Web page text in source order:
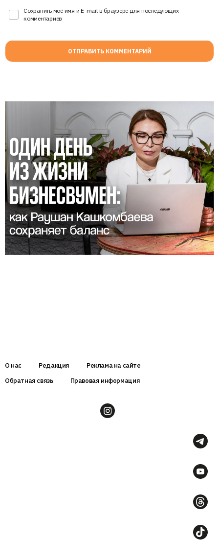
Сохранить моё имя и E-mail в браузере для последующих
комментариев
О нас Редакция
Реклама на сайте
Обратная связь
Правовая информация